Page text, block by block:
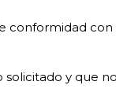
con
y que